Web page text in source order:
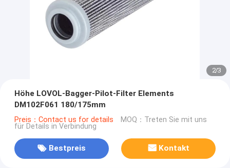
2/3
Höhe LOVOL-Bagger-Pilot-Filter Elements
DM102F061 180/175mm
Preis：Contact us for details MOQ：Treten Sie mit uns
für Details in Verbindung
Bestpreis Kontakt